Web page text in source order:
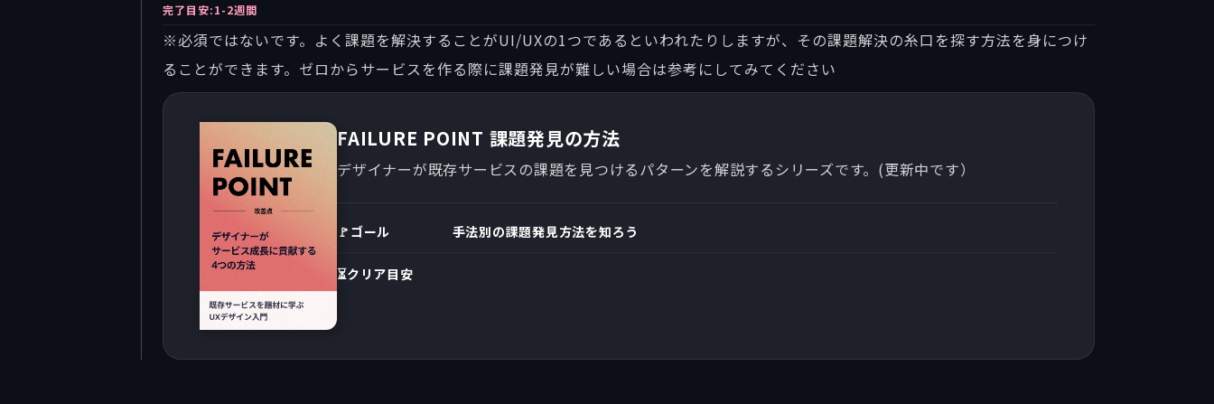
完了目安:1-2週間
※必須ではないです。よく課題を解決することがUI/UXの1つであるといわれたりしますが、その課題解決の糸口を探す方法を身につけ
ることができます。ゼロからサービスを作る際に課題発見が難しい場合は参考にしてみてください
FAILURE POINT 課題発見の方法
デザイナーが既存サービスの課題を見つけるパターンを解説するシリーズです。(更新中です）
🚩ゴール 手法別の課題発見方法を知ろう
⏳クリア目安